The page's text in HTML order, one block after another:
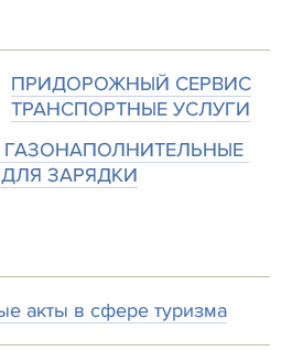
ПРИДОРОЖНЫЙ СЕРВИС
ТРАНСПОРТНЫЕ УСЛУГИ
ЗАРЯДКИ
акты в сфере туризма